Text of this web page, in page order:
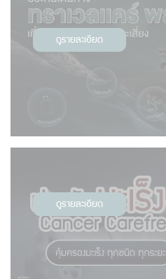
ดูรายละเอียด
ดูรายละเอียด